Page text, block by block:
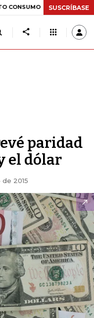
29,66% +0,87%
SUSCRÍBASE
paridad
el dólar
2015